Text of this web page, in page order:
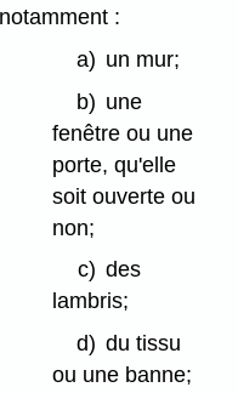
notamment :
a) un mur;
b) une
fenêtre ou une
porte, qu'elle
soit ouverte ou
non;
c) des
lambris;
d) du tissu
ou une banne;